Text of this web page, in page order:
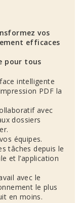
vos
efficaces
pour tous
intelligente
PDF la
avec
dossiers
équipes.
tâches depuis le
et l’application
avec le
le plus
en moins.